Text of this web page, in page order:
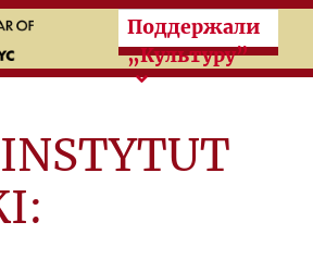
Przeskocz do treści
Поддержали
„Культуру”